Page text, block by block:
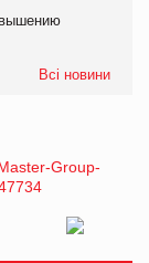
Всі новини